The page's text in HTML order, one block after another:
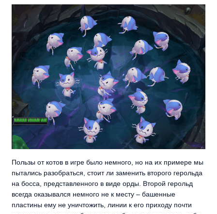
Пользы от котов в игре было немного, но на их примере мы
пытались разобраться, стоит ли заменить второго герольда
на босса, представленного в виде орды. Второй герольд
всегда оказывался немного не к месту – башенные
пластины ему не уничтожить, линии к его приходу почти